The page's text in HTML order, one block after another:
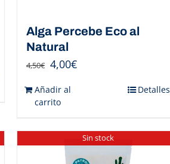
Alga Percebe Eco al
Natural
4,50€ 4,00€
Añadir al
carrito
Detalles
Sin stock